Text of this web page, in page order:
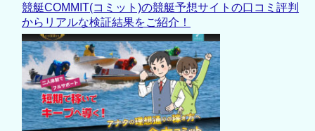
競艇COMMIT(コミット)の競艇予想サイトの口コミ評判
からリアルな検証結果をご紹介！